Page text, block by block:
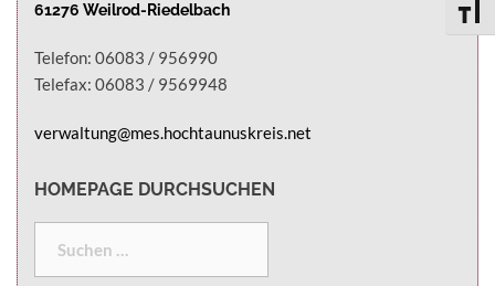
61276 Weilrod-Riedelbach
Telefon: 06083 / 956990
Telefax: 06083 / 9569948
verwaltung@mes.hochtaunuskreis.net
HOMEPAGE DURCHSUCHEN